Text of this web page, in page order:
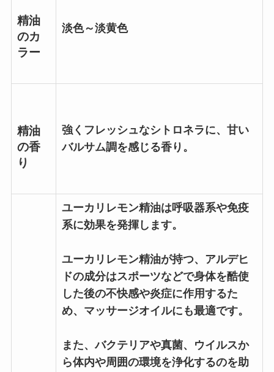
精油
のカ
ラー
淡色～淡黄色
精油
の香
り
強くフレッシュなシトロネラに、甘い
バルサム調を感じる香り。
ユーカリレモン精油は呼吸器系や免疫
系に効果を発揮します。
ユーカリレモン精油が持つ、アルデヒ
ドの成分はスポーツなどで身体を酷使
した後の不快感や炎症に作用するた
め、マッサージオイルにも最適です。
また、バクテリアや真菌、ウイルスか
ら体内や周囲の環境を浄化するのを助